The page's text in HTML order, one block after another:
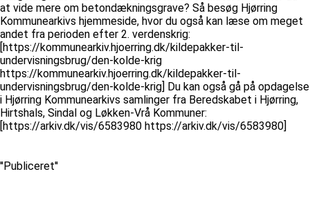
at vide mere om betondækningsgrave? Så besøg Hjørring
Kommunearkivs hjemmeside, hvor du også kan læse om meget
andet fra perioden efter 2. verdenskrig:
[https://kommunearkiv.hjoerring.dk/kildepakker-til-
undervisningsbrug/den-kolde-krig
https://kommunearkiv.hjoerring.dk/kildepakker-til-
undervisningsbrug/den-kolde-krig] Du kan også gå på opdagelse
i Hjørring Kommunearkivs samlinger fra Beredskabet i Hjørring,
Hirtshals, Sindal og Løkken-Vrå Kommuner:
[https://arkiv.dk/vis/6583980 https://arkiv.dk/vis/6583980]
''Publiceret''